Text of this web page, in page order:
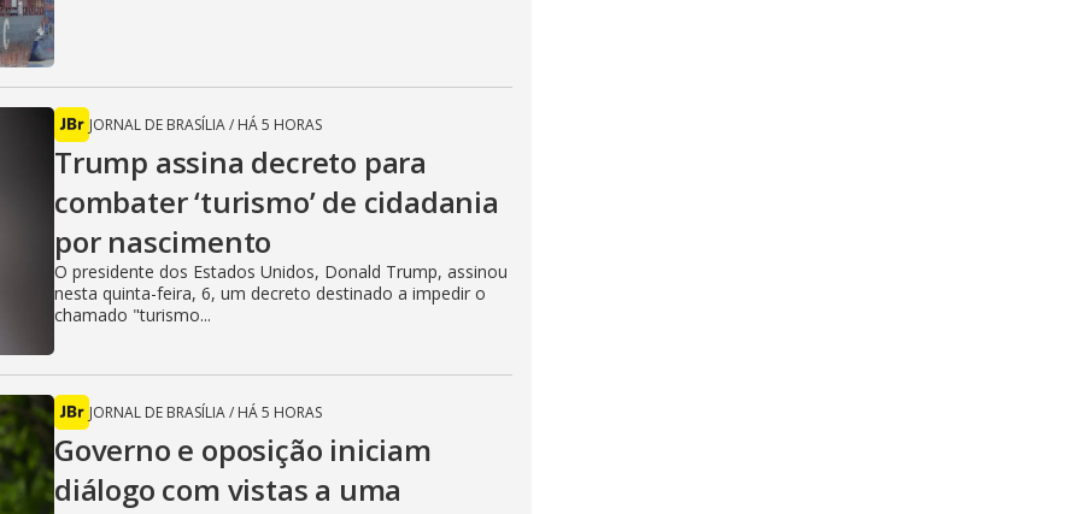
JORNAL DE BRASÍLIA/ HÁ 5 HORAS
Trump assina decreto para
combater ‘turismo’ de cidadania
por nascimento
O presidente dos Estados Unidos, Donald Trump, assinou
nesta quinta-feira, 6, um decreto destinado a impedir o
chamado "turismo...
JORNAL DE BRASÍLIA/ HÁ 5 HORAS
Governo e oposição iniciam
diálogo com vistas a uma